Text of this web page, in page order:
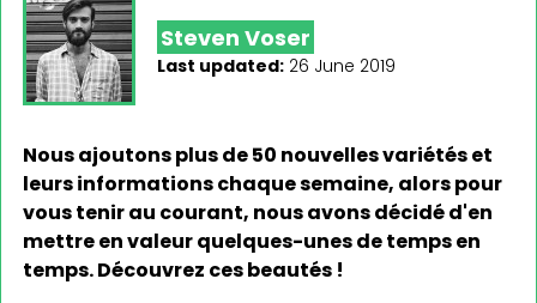
Steven Voser
Last updated: 26 June 2019
Nous ajoutons plus de 50 nouvelles variétés et
leurs informations chaque semaine, alors pour
vous tenir au courant, nous avons décidé d'en
mettre en valeur quelques-unes de temps en
temps. Découvrez ces beautés !